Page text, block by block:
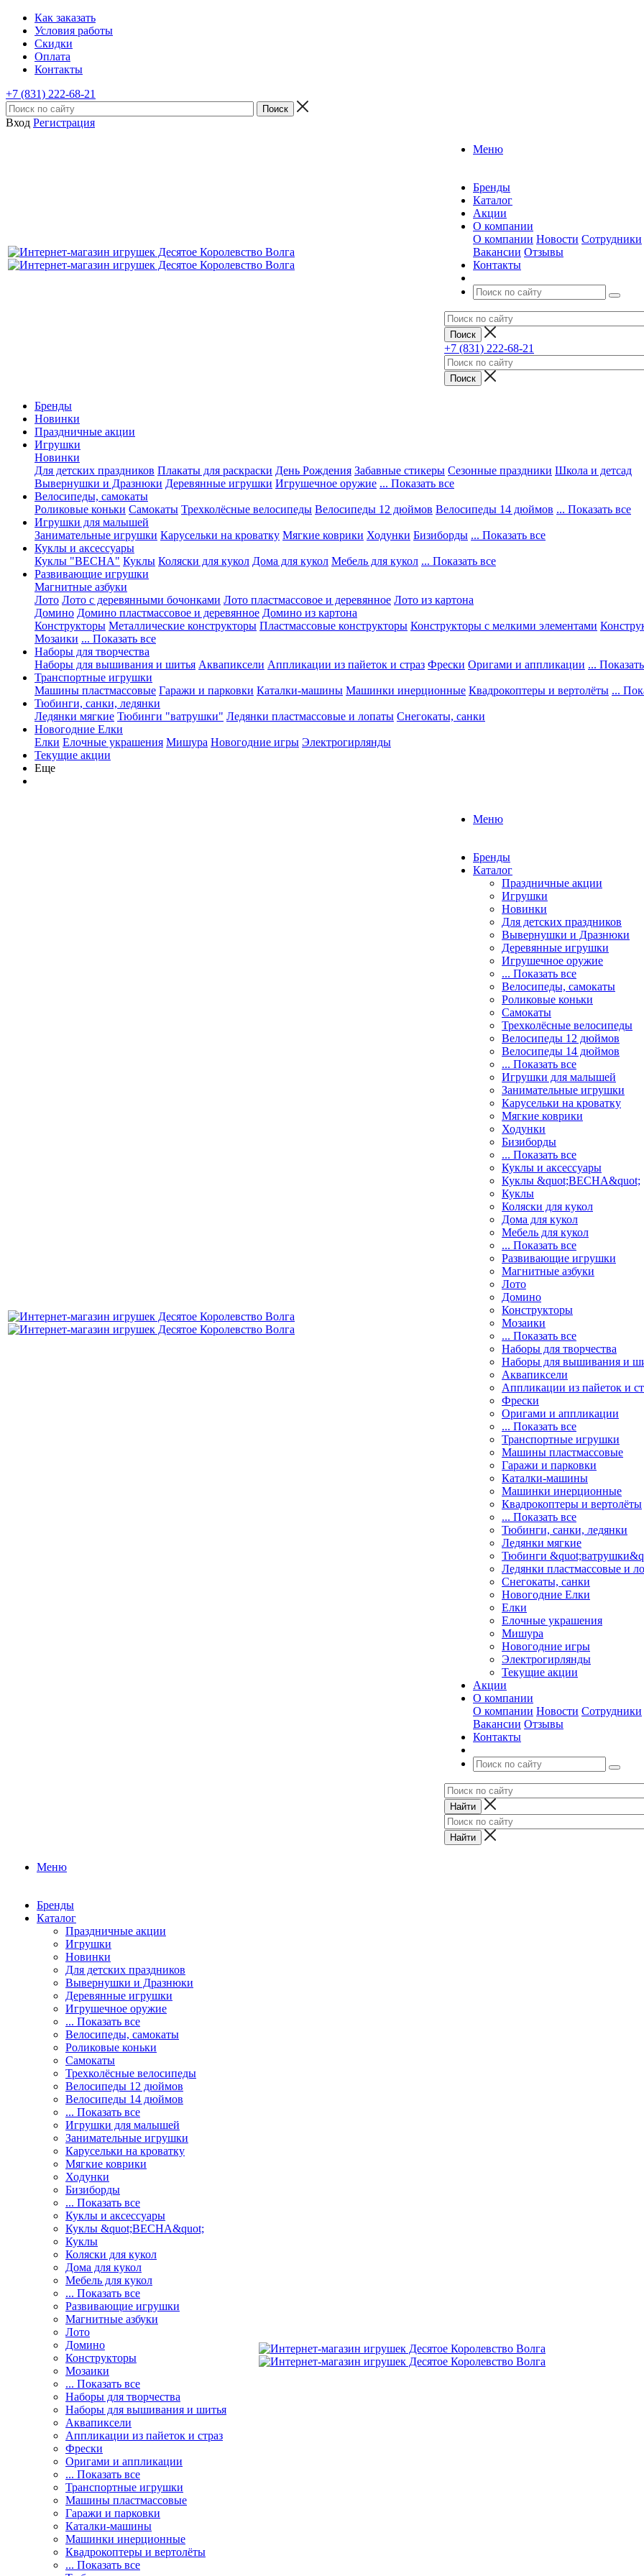
Как заказать
Условия работы
Скидки
Оплата
Контакты
+7 (831) 222-68-21
Вход Регистрация
Меню
Бренды
Каталог
Акции
О компании
О компании Новости Сотрудники
Вакансии Отзывы
Контакты
+7 (831) 222-68-21
Бренды
Новинки
Праздничные акции
Игрушки
Новинки
Для детских праздников Плакаты для раскраски День Рождения Забавные стикеры Сезонные праздники Школа и детсад
Вывернушки и Дразнюки Деревянные игрушки Игрушечное оружие ... Показать все
Велосипеды, самокаты
Роликовые коньки Самокаты Трехколёсные велосипеды Велосипеды 12 дюймов Велосипеды 14 дюймов ... Показать все
Игрушки для малышей
Занимательные игрушки Карусельки на кроватку Мягкие коврики Ходунки Бизиборды ... Показать все
Куклы и аксессуары
Куклы "ВЕСНА" Куклы Коляски для кукол Дома для кукол Мебель для кукол ... Показать все
Развивающие игрушки
Магнитные азбуки
Лото Лото с деревянными бочонками Лото пластмассовое и деревянное Лото из картона
Домино Домино пластмассовое и деревянное Домино из картона
Конструкторы Металлические конструкторы Пластмассовые конструкторы Конструкторы с мелкими элементами
Мозаики ... Показать все
Наборы для творчества
Наборы для вышивания и шитья Аквапиксели Аппликации из пайеток и страз Фрески Оригами и аппликации ...
Транспортные игрушки
Машины пластмассовые Гаражи и парковки Каталки-машины Машинки инерционные Квадрокоптеры и вертолёты ...
Тюбинги, санки, ледянки
Ледянки мягкие Тюбинги "ватрушки" Ледянки пластмассовые и лопаты Снегокаты, санки
Новогодние Елки
Елки Елочные украшения Мишура Новогодние игры Электрогирлянды
Текущие акции
Еще
Меню
Бренды
Каталог
Праздничные акции
Игрушки
Новинки
Для детских праздников
Вывернушки и Дразнюки
Деревянные игрушки
Игрушечное оружие
... Показать все
Велосипеды, самокаты
Роликовые коньки
Самокаты
Трехколёсные велосипеды
Велосипеды 12 дюймов
Велосипеды 14 дюймов
... Показать все
Игрушки для малышей
Занимательные игрушки
Карусельки на кроватку
Мягкие коврики
Ходунки
Бизиборды
... Показать все
Куклы и аксессуары
Куклы &quot;ВЕСНА&quot;
Куклы
Коляски для кукол
Дома для кукол
Мебель для кукол
... Показать все
Развивающие игрушки
Магнитные азбуки
Лото
Домино
Конструкторы
Мозаики
... Показать все
Наборы для творчества
Наборы для вышивания и
Аквапиксели
Аппликации из пайеток и
Фрески
Оригами и аппликации
... Показать все
Транспортные игрушки
Машины пластмассовые
Гаражи и парковки
Каталки-машины
Машинки инерционные
Квадрокоптеры и вертолёты
... Показать все
Тюбинги, санки, ледянки
Ледянки мягкие
Тюбинги
Ледянки пластмассовые и
Снегокаты, санки
Новогодние Елки
Елки
Елочные украшения
Мишура
Новогодние игры
Электрогирлянды
Текущие акции
Акции
О компании
О компании Новости Сотрудники
Вакансии Отзывы
Контакты
Меню
Бренды
Каталог
Праздничные акции
Игрушки
Новинки
Для детских праздников
Вывернушки и Дразнюки
Деревянные игрушки
Игрушечное оружие
... Показать все
Велосипеды, самокаты
Роликовые коньки
Самокаты
Трехколёсные велосипеды
Велосипеды 12 дюймов
Велосипеды 14 дюймов
... Показать все
Игрушки для малышей
Занимательные игрушки
Карусельки на кроватку
Мягкие коврики
Ходунки
Бизиборды
... Показать все
Куклы и аксессуары
Куклы &quot;ВЕСНА&quot;
Куклы
Коляски для кукол
Дома для кукол
Мебель для кукол
... Показать все
Развивающие игрушки
Магнитные азбуки
Лото
Домино
Конструкторы
Мозаики
... Показать все
Наборы для творчества
Наборы для вышивания и шитья
Аквапиксели
Аппликации из пайеток и страз
Фрески
Оригами и аппликации
... Показать все
Транспортные игрушки
Машины пластмассовые
Гаражи и парковки
Каталки-машины
Машинки инерционные
Квадрокоптеры и вертолёты
... Показать все